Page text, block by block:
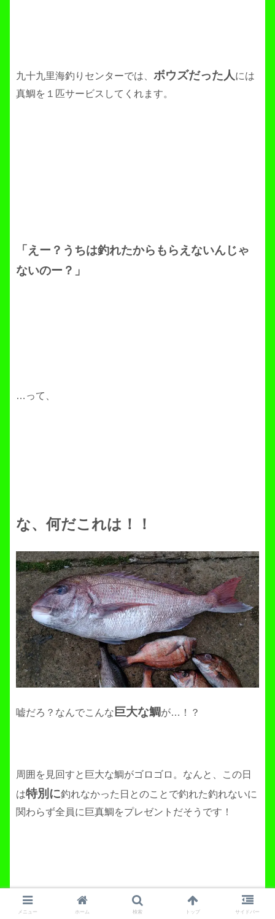
九十九里海釣りセンターでは、 ボウズだった人 には
真鯛を１匹サービスしてくれます。
「えー？うちは釣れたからもらえないんじゃ
ないのー？」
…って、
な、何だこれは！！
嘘だろ？なんでこんな 巨大な鯛が…！？
周囲を見回すと巨大な鯛がゴロゴロ。なんと、この日
は特別に釣れなかった日とのことで釣れた釣れないに
関わらず全員に巨真鯛をプレゼントだそうです！
メニュー ホーム 検索 トップ サイドバー